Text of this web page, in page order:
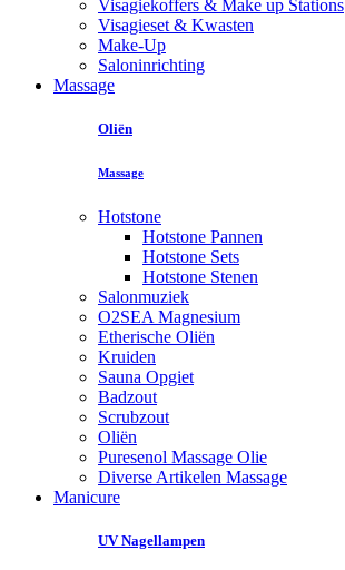
Visagiekoffers & Make up Stations
Visagieset & Kwasten
Make-Up
Saloninrichting
Massage
Oliën
Massage
Hotstone
Hotstone Pannen
Hotstone Sets
Hotstone Stenen
Salonmuziek
O2SEA Magnesium
Etherische Oliën
Kruiden
Sauna Opgiet
Badzout
Scrubzout
Oliën
Puresenol Massage Olie
Diverse Artikelen Massage
Manicure
UV Nagellampen